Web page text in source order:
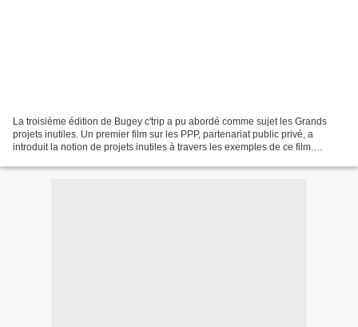
La troisième édition de Bugey c'trip a pu abordé comme sujet les Grands
projets inutiles. Un premier film sur les PPP, partenariat public privé, a
introduit la notion de projets inutiles à travers les exemples de ce film.